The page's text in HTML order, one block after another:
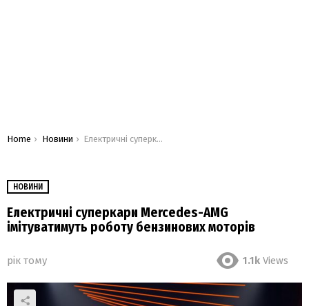
You are here:
Home Новини Електричні суперкари Mercedes-AMG імітуватимуть роботу бензинових моторів
НОВИНИ
Електричні суперкари Mercedes-AMG
імітуватимуть роботу бензинових моторів
рік тому 1.1k Views